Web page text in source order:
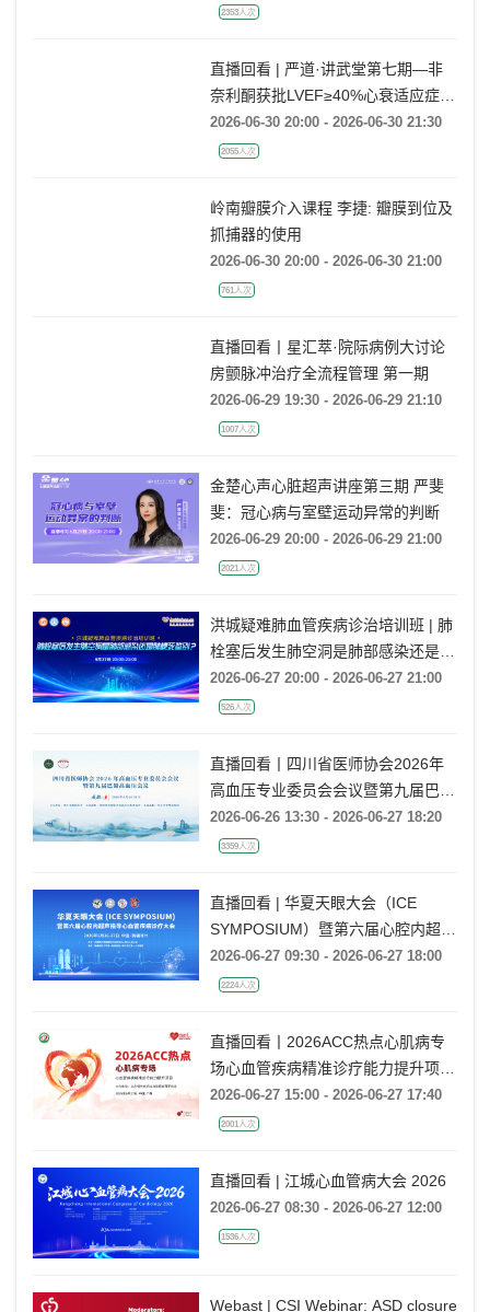
2026-06-29 19:00 - 2026-07-01 20:40
直播回看 | 严道·讲武堂第七期—非
奈利酮获批LVEF≥40%心衰适应症，
临床到底怎么用？
2026-06-30 20:00 - 2026-06-30 21:30
岭南瓣膜介入课程 李捷: 瓣膜到位及
抓捕器的使用
2026-06-30 20:00 - 2026-06-30 21:00
直播回看丨星汇萃·院际病例大讨论
房颤脉冲治疗全流程管理 第一期
2026-06-29 19:30 - 2026-06-29 21:10
金楚心声心脏超声讲座第三期 严斐
斐：冠心病与室壁运动异常的判断
2026-06-29 20:00 - 2026-06-29 21:00
洪城疑难肺血管疾病诊治培训班 | 肺
栓塞后发生肺空洞是肺部感染还是肺
梗死鉴别？
2026-06-27 20:00 - 2026-06-27 21:00
直播回看丨四川省医师协会2026年
高血压专业委员会会议暨第九届巴蜀
高血压会议
2026-06-26 13:30 - 2026-06-27 18:20
直播回看 | 华夏天眼大会（ICE
SYMPOSIUM）暨第六届心腔内超声
指导心血管疾病诊疗大会
2026-06-27 09:30 - 2026-06-27 18:00
直播回看丨2026ACC热点心肌病专
场心血管疾病精准诊疗能力提升项目
广州场
2026-06-27 15:00 - 2026-06-27 17:40
直播回看 | 江城心血管病大会 2026
2026-06-27 08:30 - 2026-06-27 12:00